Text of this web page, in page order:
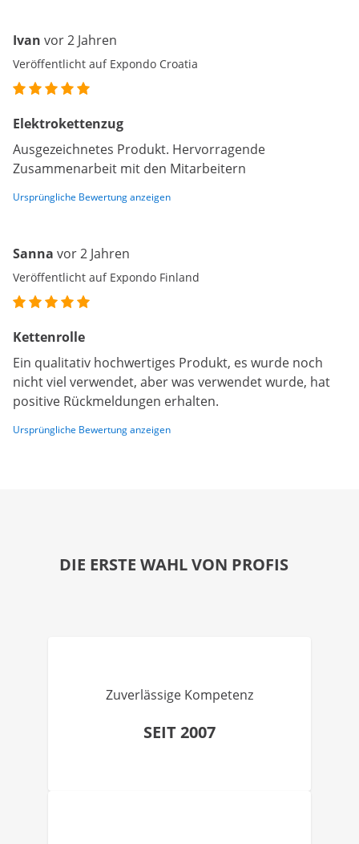
Ivan vor 2 Jahren
Veröffentlicht auf Expondo Croatia
Elektrokettenzug
Ausgezeichnetes Produkt. Hervorragende
Zusammenarbeit mit den Mitarbeitern
Ursprüngliche Bewertung anzeigen
Sanna vor 2 Jahren
Veröffentlicht auf Expondo Finland
Kettenrolle
Ein qualitativ hochwertiges Produkt, es wurde noch
nicht viel verwendet, aber was verwendet wurde, hat
positive Rückmeldungen erhalten.
Ursprüngliche Bewertung anzeigen
DIE ERSTE WAHL VON PROFIS
Zuverlässige Kompetenz
SEIT 2007